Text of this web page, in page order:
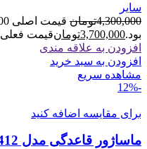
سایر
4,300,000تومان
بود.3,700,000تومانقیمت فعلی 3,700,000تومان است.
افزودن به علاقه مندی
افزودن به سبد خرید
مشاهده سریع
-12%
برای مقایسه اضافه کنید
ماساژور قاعدگی مدل SKY-0412